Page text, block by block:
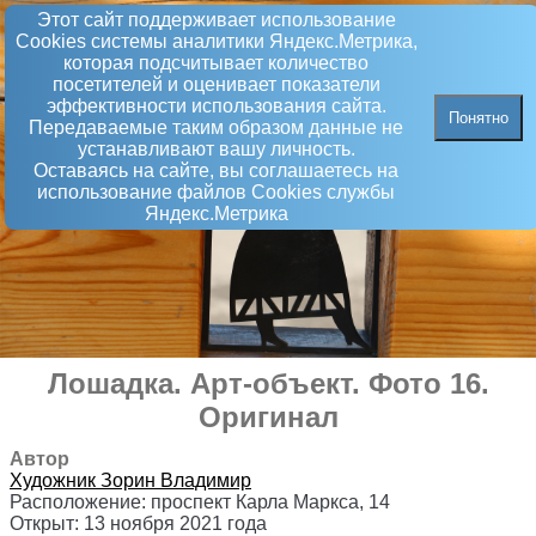
Этот сайт поддерживает использование
Сookies системы аналитики Яндекс.Метрика,
которая подсчитывает количество
посетителей и оценивает показатели
эффективности использования сайта.
Передаваемые таким образом данные не
устанавливают вашу личность.
Оставаясь на сайте, вы соглашаетесь на
использование файлов Сookies службы
Яндекс.Метрика
Понятно
Лошадка. Арт-объект. Фото 16.
Оригинал
Автор
Художник Зорин Владимир
Расположение: проспект Карла Маркса, 14
Открыт: 13 ноября 2021 года